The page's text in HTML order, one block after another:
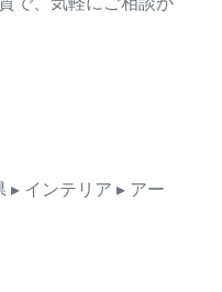
▸ インテリア ▸ アー